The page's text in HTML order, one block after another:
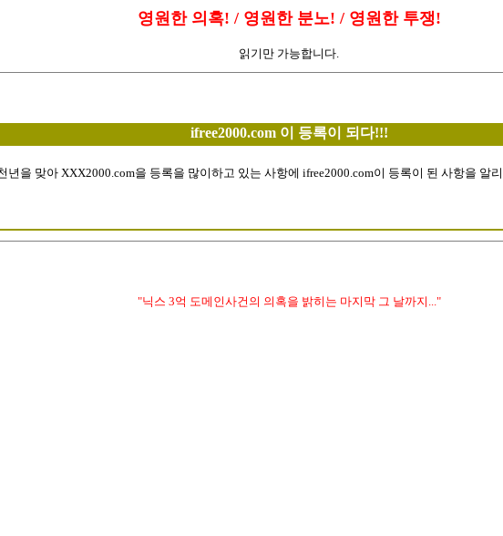
영원한 의혹! / 영원한 분노! / 영원한 투쟁!
읽기만 가능합니다.
ifree2000.com 이 등록이 되다!!!
년을 맞아 XXX2000.com을 등록을 많이하고 있는 사항에 ifree2000.com이 등록이 된 사항을 알
"닉스 3억 도메인사건의 의혹을 밝히는 마지막 그 날까지..."